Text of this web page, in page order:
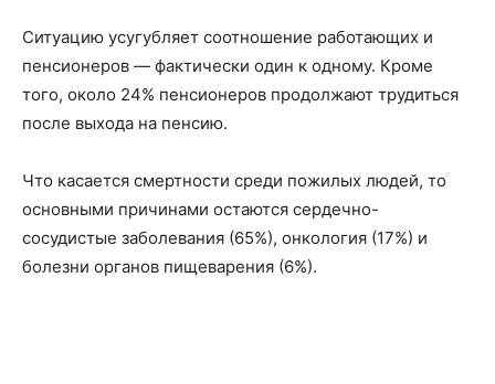
Ситуацию усугубляет соотношение работающих и
пенсионеров — фактически один к одному. Кроме
того, около 24% пенсионеров продолжают трудиться
после выхода на пенсию.
Что касается смертности среди пожилых людей, то
основными причинами остаются сердечно-
сосудистые заболевания (65%), онкология (17%) и
болезни органов пищеварения (6%).